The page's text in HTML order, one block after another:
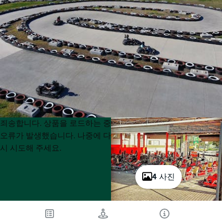
4 사진
Product
List
Product
List
죄송합니다. 상품을 로드하는 중
오류가 발생했습니다. 나중에 다
시 시도해 주세요.